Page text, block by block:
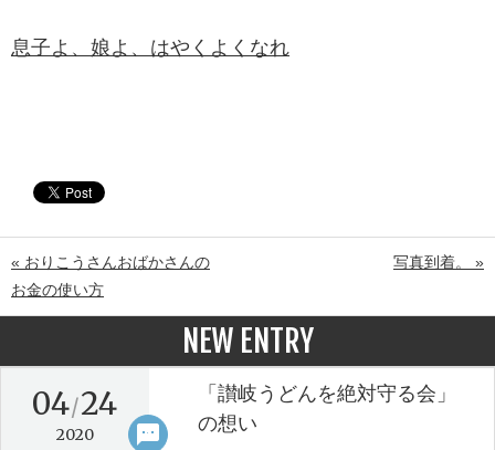
息子よ、娘よ、はやくよくなれ
« おりこうさんおばかさんの
お金の使い方
写真到着。 »
NEW ENTRY
sms
04/24
2020
「讃岐うどんを絶対守る会」
の想い
keyboard_arrow_right